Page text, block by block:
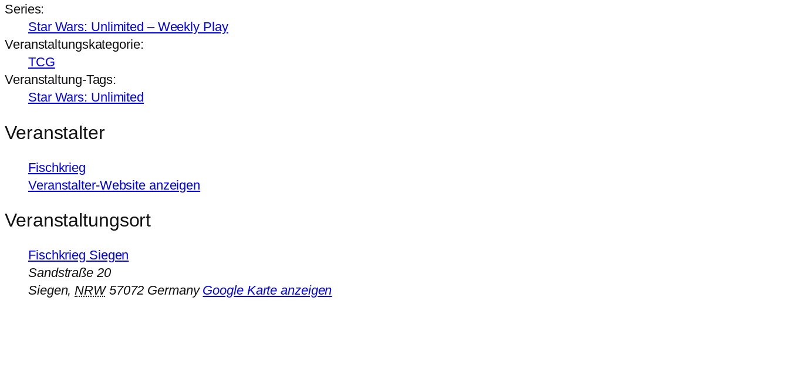
Series:
Star Wars: Unlimited – Weekly Play
Veranstaltungskategorie:
TCG
Veranstaltung-Tags:
Star Wars: Unlimited
Veranstalter
Fischkrieg
Veranstalter-Website anzeigen
Veranstaltungsort
Fischkrieg Siegen
Sandstraße 20
Siegen, NRW 57072 Germany Google Karte anzeigen